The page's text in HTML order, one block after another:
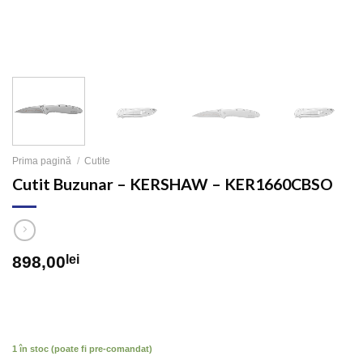
Prima pagină / Cutite
Cutit Buzunar – KERSHAW – KER1660CBSO
898,00 lei
1 în stoc (poate fi pre-comandat)